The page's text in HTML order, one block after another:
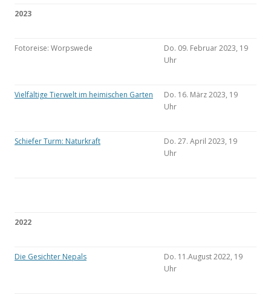
2023
Fotoreise: Worpswede
Do. 09. Februar 2023, 19
Uhr
Vielfältige Tierwelt im heimischen Garten
Do. 16. März 2023, 19
Uhr
Schiefer Turm: Naturkraft
Do. 27. April 2023, 19
Uhr
2022
Die Gesichter Nepals
Do. 11.August 2022, 19
Uhr